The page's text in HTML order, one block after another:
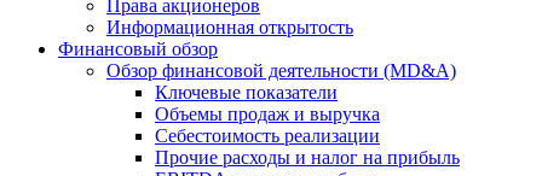
Права акционеров
Информационная открытость
Финансовый обзор
Обзор финансовой деятельности (MD&A)
Ключевые показатели
Объемы продаж и выручка
Себестоимость реализации
Прочие расходы и налог на прибыль